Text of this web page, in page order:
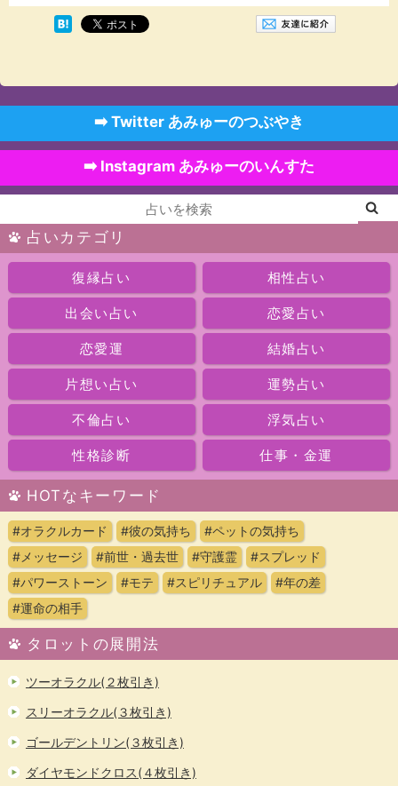
➡️ Twitter あみゅーのつぶやき
➡️ Instagram あみゅーのいんすた
占いカテゴリ
復縁占い 相性占い
出会い占い 恋愛占い
恋愛運 結婚占い
片想い占い 運勢占い
不倫占い 浮気占い
性格診断 仕事・金運
HOTなキーワード
#オラクルカード #彼の気持ち
#ペットの気持ち
#メッセージ
#前世・過去世 #守護霊
#スプレッド
#パワーストーン
#モテ #スピリチュアル
#年の差
#運命の相手
タロットの展開法
ツーオラクル(２枚引き)
スリーオラクル(３枚引き)
ゴールデントリン(３枚引き)
ダイヤモンドクロス(４枚引き)